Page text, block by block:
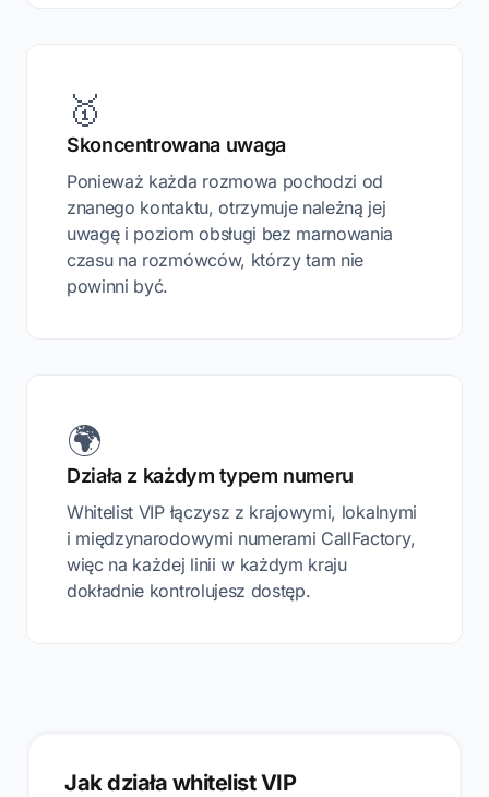
🥇
Skoncentrowana uwaga
Ponieważ każda rozmowa pochodzi od
znanego kontaktu, otrzymuje należną jej
uwagę i poziom obsługi bez marnowania
czasu na rozmówców, którzy tam nie
powinni być.
🌍
Działa z każdym typem numeru
Whitelist VIP łączysz z krajowymi, lokalnymi
i międzynarodowymi numerami CallFactory,
więc na każdej linii w każdym kraju
dokładnie kontrolujesz dostęp.
Jak działa whitelist VIP